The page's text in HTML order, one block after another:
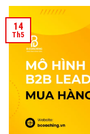
14
Th5